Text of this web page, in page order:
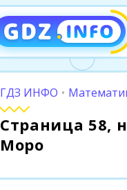
ГДЗ ИНФО •
Страница 58,
Моро